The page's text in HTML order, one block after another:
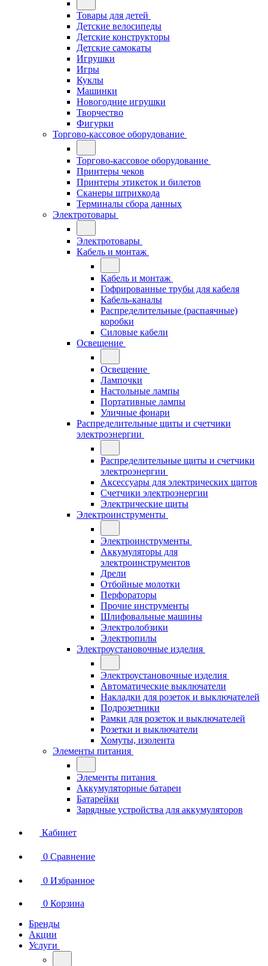
Товары для детей
Детские велосипеды
Детские конструкторы
Детские самокаты
Игрушки
Игры
Куклы
Машинки
Новогодние игрушки
Творчество
Фигурки
Торгово-кассовое оборудование
Торгово-кассовое оборудование
Принтеры чеков
Принтеры этикеток и билетов
Сканеры штрихкода
Терминалы сбора данных
Электротовары
Электротовары
Кабель и монтаж
Кабель и монтаж
Гофрированные трубы для кабеля
Кабель-каналы
Распределительные (распаячные)
коробки
Силовые кабели
Освещение
Освещение
Лампочки
Настольные лампы
Портативные лампы
Уличные фонари
Распределительные щиты и счетчики
электроэнергии
Распределительные щиты и счетчики
электроэнергии
Аксессуары для электрических щитов
Счетчики электроэнергии
Электрические щиты
Электроинструменты
Электроинструменты
Аккумуляторы для
электроинструментов
Дрели
Отбойные молотки
Перфораторы
Прочие инструменты
Шлифовальные машины
Электролобзики
Электропилы
Электроустановочные изделия
Электроустановочные изделия
Автоматические выключатели
Накладки для розеток и выключателей
Подрозетники
Рамки для розеток и выключателей
Розетки и выключатели
Хомуты, изолента
Элементы питания
Элементы питания
Аккумуляторные батареи
Батарейки
Зарядные устройства для аккумуляторов
Кабинет
0 Сравнение
0 Избранное
0 Корзина
Бренды
Акции
Услуги